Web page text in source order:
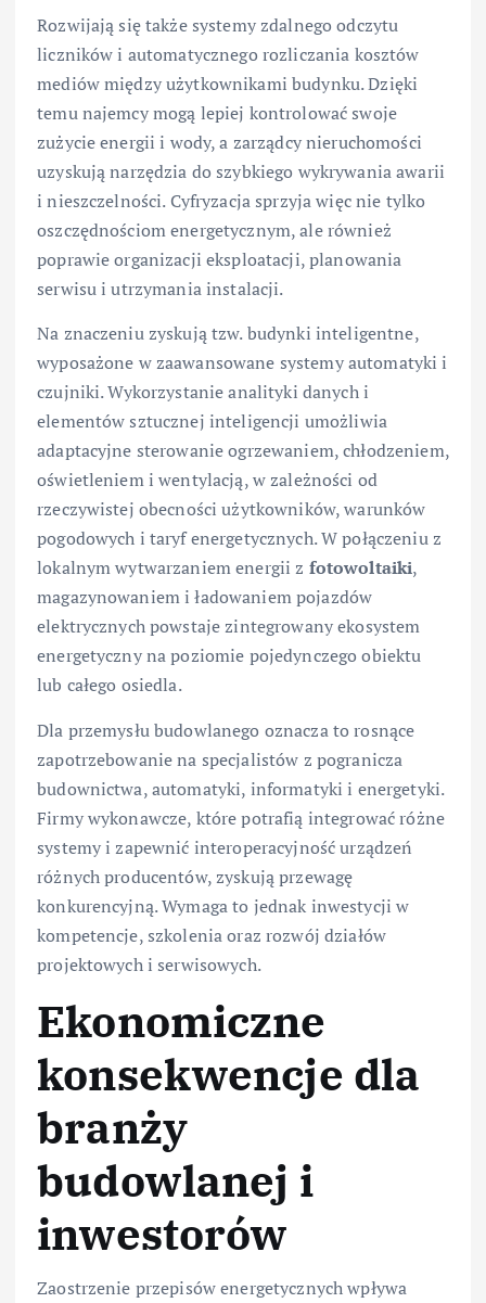
Rozwijają się także systemy zdalnego odczytu
liczników i automatycznego rozliczania kosztów
mediów między użytkownikami budynku. Dzięki
temu najemcy mogą lepiej kontrolować swoje
zużycie energii i wody, a zarządcy nieruchomości
uzyskują narzędzia do szybkiego wykrywania awarii
i nieszczelności. Cyfryzacja sprzyja więc nie tylko
oszczędnościom energetycznym, ale również
poprawie organizacji eksploatacji, planowania
serwisu i utrzymania instalacji.
Na znaczeniu zyskują tzw. budynki inteligentne,
wyposażone w zaawansowane systemy automatyki i
czujniki. Wykorzystanie analityki danych i
elementów sztucznej inteligencji umożliwia
adaptacyjne sterowanie ogrzewaniem, chłodzeniem,
oświetleniem i wentylacją, w zależności od
rzeczywistej obecności użytkowników, warunków
pogodowych i taryf energetycznych. W połączeniu z
lokalnym wytwarzaniem energii z fotowoltaiki,
magazynowaniem i ładowaniem pojazdów
elektrycznych powstaje zintegrowany ekosystem
energetyczny na poziomie pojedynczego obiektu
lub całego osiedla.
Dla przemysłu budowlanego oznacza to rosnące
zapotrzebowanie na specjalistów z pogranicza
budownictwa, automatyki, informatyki i energetyki.
Firmy wykonawcze, które potrafią integrować różne
systemy i zapewnić interoperacyjność urządzeń
różnych producentów, zyskują przewagę
konkurencyjną. Wymaga to jednak inwestycji w
kompetencje, szkolenia oraz rozwój działów
projektowych i serwisowych.
Ekonomiczne
konsekwencje dla
branży
budowlanej i
inwestorów
Zaostrzenie przepisów energetycznych wpływa